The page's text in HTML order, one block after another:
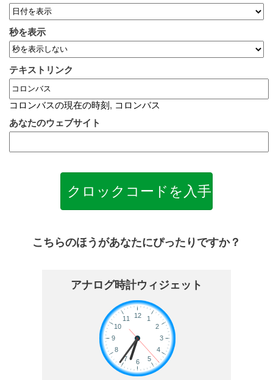
秒を表示
テキストリンク
コロンバスの現在の時刻 , コロンバス
あなたのウェブサイト
クロックコードを入手！
こちらのほうがあなたにぴったりですか？
アナログ時計ウィジェット